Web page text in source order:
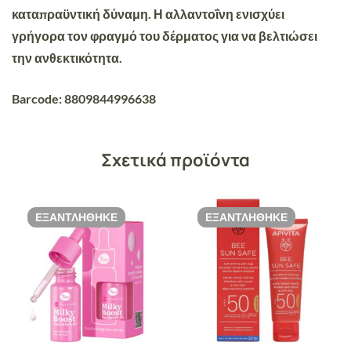
καταπραϋντική δύναμη. Η αλλαντοΐνη ενισχύει
γρήγορα τον φραγμό του δέρματος για να βελτιώσει
την ανθεκτικότητα.
Barcode: 8809844996638
Σχετικά προϊόντα
ΕΞΑΝΤΛΉΘΗΚΕ ΕΞΑΝΤΛΉΘΗΚΕ